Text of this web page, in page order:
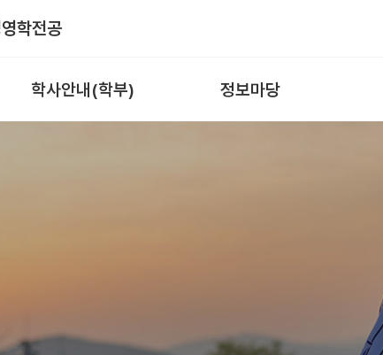
학전공
학사안내(학부) 정보마당